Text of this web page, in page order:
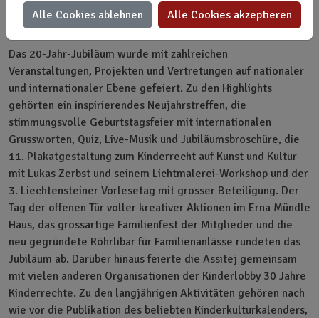
zurück. Ein Ausblick der Aktivitäten, Ehrungen und
Neuwahlen rundeten die Versammlung ab.
Das 20-Jahr-Jubiläum wurde mit zahlreichen
Veranstaltungen, Projekten und Vertretungen auf nationaler
und internationaler Ebene gefeiert. Zu den Highlights
gehörten ein inspirierendes Neujahrstreffen, die
stimmungsvolle Geburtstagsfeier mit internationalen
Grussworten, Quiz, Live-Musik und Jubiläumsbroschüre, die
11. Plakatgestaltung zum Kinderrecht auf Kunst und Kultur
mit Lukas Zerbst und seinem Lichtmalerei-Workshop und der
3. Liechtensteiner Vorlesetag mit grosser Beteiligung. Der
Tag der offenen Tür voller kreativer Aktionen im Erna Mündle
Haus, das grossartige Familienfest der Mitglieder und die
neu gegründete Röhrlibar für Familienanlässe rundeten das
Jubiläum ab. Darüber hinaus feierte die Assitej gemeinsam
mit vielen anderen Organisationen der Kinderlobby 30 Jahre
Kinderrechte. Zu den langjährigen Aktivitäten gehören nach
wie vor die Publikation des beliebten Kinderkulturkalenders,
Alle Cookies ablehnen Alle Cookies akzeptieren